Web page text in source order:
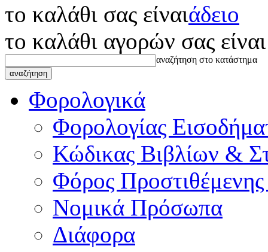
το καλάθι σας είναιάδειο
το καλάθι αγορών σας
αναζήτηση στο κατάστημα
Φορολογικά
Φορολογίας
Κώδικας Βιβλίων &
Φόρος Προστιθέμενης
Νομικά Πρόσωπα
Διάφορα